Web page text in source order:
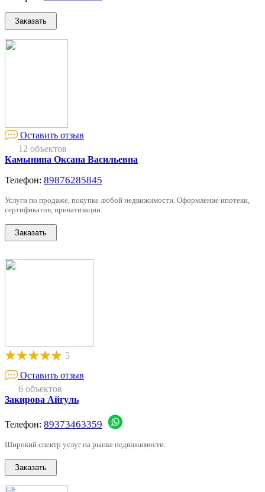
Оставить отзыв
12 объектов
Камынина Оксана Васильевна
Телефон: 89876285845
Услуги по продаже, покупке любой недвижимости. Оформление ипотеки,
сертификатов, приватизации.
5
Оставить отзыв
6 объектов
Закирова Айгуль
Телефон: 89373463359
Широкий спектр услуг на рынке недвижимости.